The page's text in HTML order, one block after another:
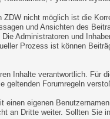
nicht möglich ist die
und Ansichten des
Administratoren und
Prozess ist können
Inhalte verantwortlich.
geltenden Forumregeln
einen eigenen
an Dritte weiter. Sollten